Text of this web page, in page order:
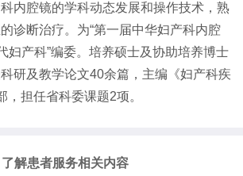
内腔镜的学科动态发展和操作技术，熟
诊断治疗。为“第一届中华妇产科内腔
妇产科”编委。培养硕士及协助培养博士
研及教学论文40余篇，主编《妇产科疾
，担任省科委课题2项。
了解患者服务相关内容